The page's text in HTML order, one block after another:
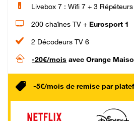
Livebox 7 : Wifi 7 + 3
200 chaînes TV + Eurosport 1
2 Décodeurs TV 6
-20€/mois avec Orange
-5€/mois de remise par